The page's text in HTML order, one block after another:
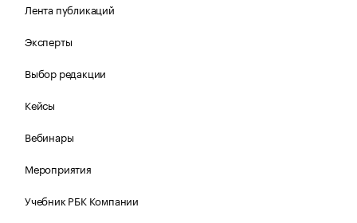
Лента публикаций
Эксперты
Выбор редакции
Кейсы
Вебинары
Мероприятия
Учебник РБК Компании